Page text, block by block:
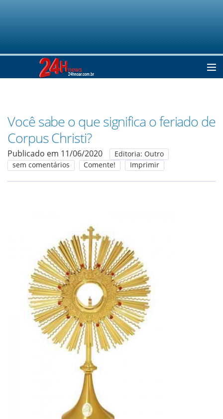
Notícias
Colunistas
Cinema
Agenda Cultural
Você sabe o que significa o feriado de
Corpus Christi?
Publicado em 11/06/2020
Editoria: Outro
sem comentários
Comente! Imprimir